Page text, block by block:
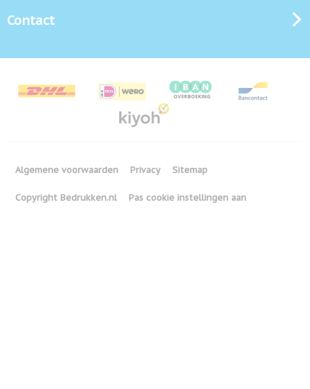
Contact
Algemene voorwaarden Privacy Sitemap
Copyright Bedrukken.nl Pas cookie instellingen aan